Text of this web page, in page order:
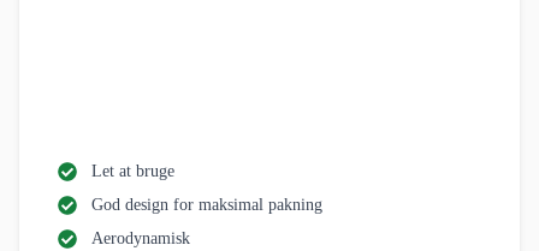
Let at bruge
God design for maksimal pakning
Aerodynamisk